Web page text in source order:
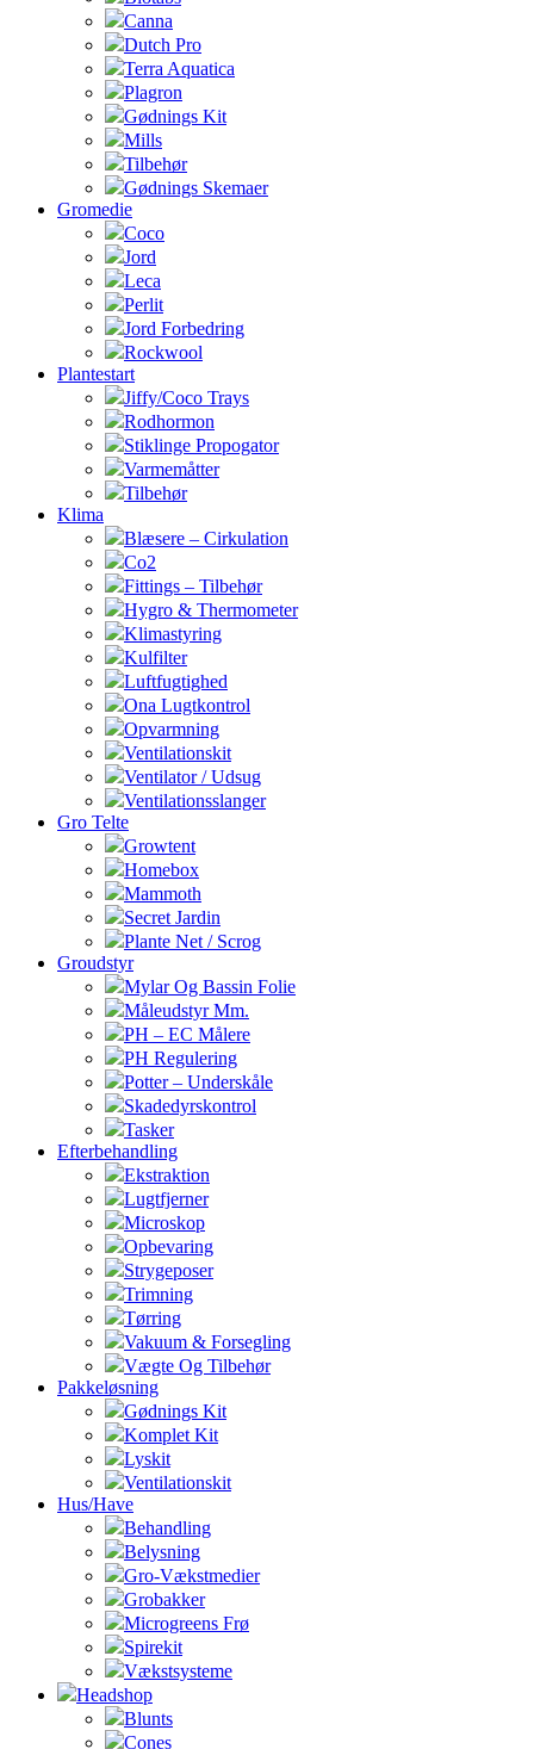
Canna
Dutch Pro
Terra Aquatica
Plagron
Gødnings Kit
Mills
Tilbehør
Gødnings Skemaer
Gromedie
Coco
Jord
Leca
Perlit
Jord Forbedring
Rockwool
Plantestart
Jiffy/Coco Trays
Rodhormon
Stiklinge Propogator
Varmemåtter
Tilbehør
Klima
Blæsere – Cirkulation
Co2
Fittings – Tilbehør
Hygro & Thermometer
Klimastyring
Kulfilter
Luftfugtighed
Ona Lugtkontrol
Opvarmning
Ventilationskit
Ventilator / Udsug
Ventilationsslanger
Gro Telte
Growtent
Homebox
Mammoth
Secret Jardin
Plante Net / Scrog
Groudstyr
Mylar Og Bassin Folie
Måleudstyr Mm.
PH – EC Målere
PH Regulering
Potter – Underskåle
Skadedyrskontrol
Tasker
Efterbehandling
Ekstraktion
Lugtfjerner
Microskop
Opbevaring
Strygeposer
Trimning
Tørring
Vakuum & Forsegling
Vægte Og Tilbehør
Pakkeløsning
Gødnings Kit
Komplet Kit
Lyskit
Ventilationskit
Hus/Have
Behandling
Belysning
Gro-Vækstmedier
Grobakker
Microgreens Frø
Spirekit
Vækstsysteme
Headshop
Blunts
Cones